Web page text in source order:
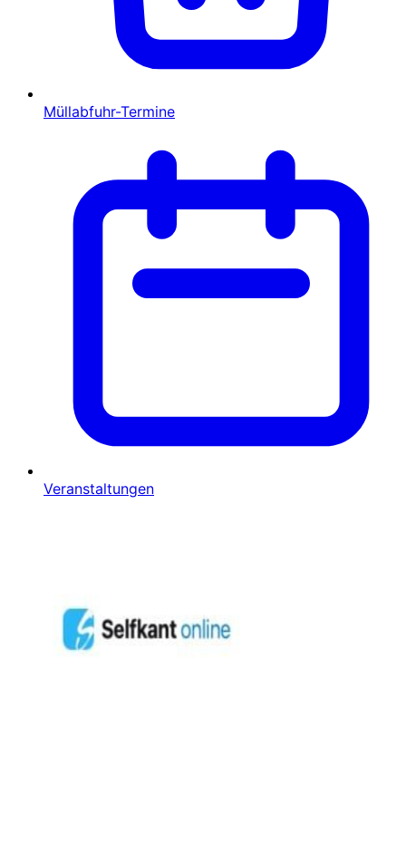
Müllabfuhr-Termine
Veranstaltungen